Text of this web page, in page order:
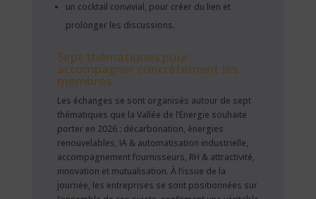
un cocktail convivial, pour créer du lien et
prolonger les discussions.
Sept thématiques pour
accompagner concrètement les
membres
Les échanges se sont organisés autour de sept
thématiques que la Vallée de l’Énergie souhaite
porter en 2026 : décarbonation, énergies
renouvelables, IA & automatisation industrielle,
accompagnement fournisseurs, RH & attractivité,
innovation et mutualisation. À l’issue de la
journée, les entreprises se sont positionnées sur